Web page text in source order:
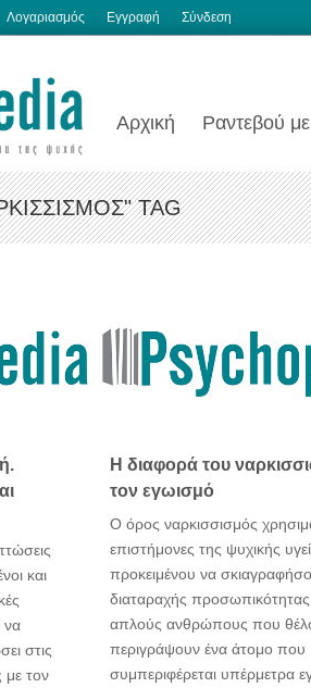
Λογαριασμός Εγγραφή Σύνδεση
Αρχική Ραντεβού
TAG
και
να
στις
με τον
H διαφορά του
τον εγωισμό
Ο όρος ναρκισσισμός
επιστήμονες της ψυχικής
προκειμένου να
διαταραχής
απλούς ανθρώπους που
περιγράψουν ένα άτομο που
συμπεριφέρεται υπέρμετρα